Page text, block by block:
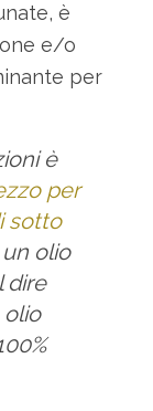
è
e/o
per
è
per
sotto
olio
dire